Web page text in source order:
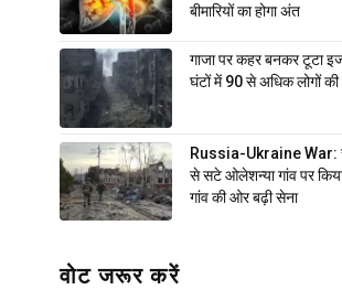
बीमारियों का होगा अंत
गाजा पर कहर बनकर टूटा
घंटों में 90 से अधिक लोगों की
Russia-Ukraine War:
से सटे ओलेशन्या गांव पर
गांव की ओर बढ़ी सेना
वोट जरूर करें